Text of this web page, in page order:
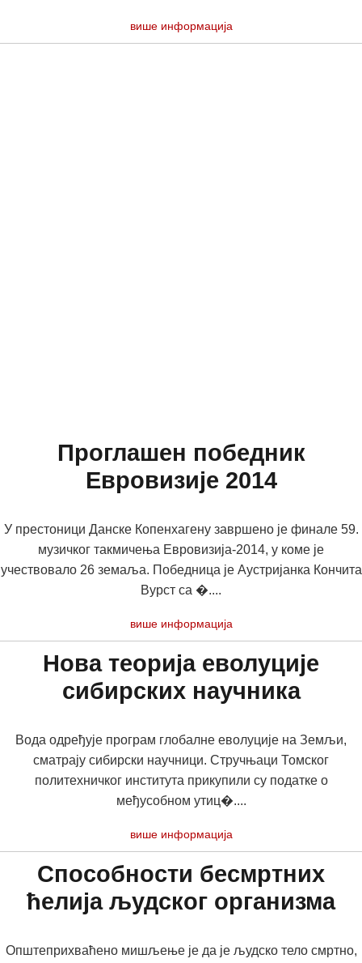
више информација
Проглашен победник
Евровизије 2014
У престоници Данске Копенхагену завршено је финале 59.
музичког такмичења Евровизија-2014, у коме је
учествовало 26 земаља. Победница је Аустријанка Кончита
Вурст са �....
више информација
Нова теорија еволуције
сибирских научника
Вода одређује програм глобалне еволуције на Земљи,
сматрају сибирски научници. Стручњаци Томског
политехничког института прикупили су податке о
међусобном утиц�....
више информација
Способности бесмртних
ћелија људског организма
Општеприхваћено мишљење је да је људско тело смртно,